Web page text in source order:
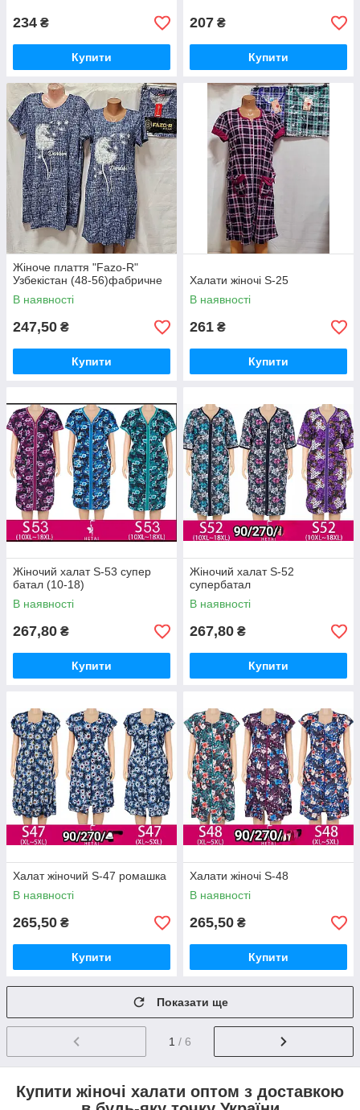
234 ₴
Купити
207 ₴
Купити
Жіноче плаття "Fazo-R"
Узбекістан (48-56)фабричне
В наявності
247,50 ₴
Купити
Халати жіночі S-25
В наявності
261 ₴
Купити
Жіночий халат S-53 супер
батал (10-18)
В наявності
267,80 ₴
Купити
Жіночий халат S-52
супербатал
В наявності
267,80 ₴
Купити
Халат жіночий S-47 ромашка
В наявності
265,50 ₴
Купити
Халати жіночі S-48
В наявності
265,50 ₴
Купити
Показати ще
1 / 6
Купити жіночі халати оптом з доставкою